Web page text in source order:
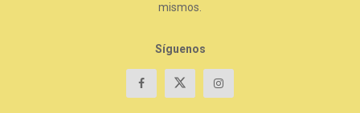
mismos.
Síguenos